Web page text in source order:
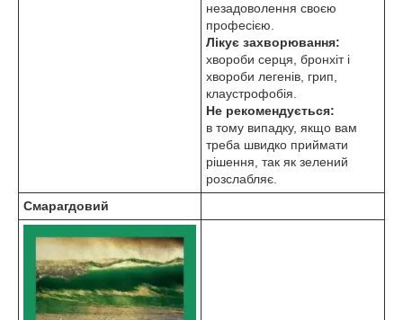
незадоволення своєю
професією.
Лікує захворювання:
хвороби серця, бронхіт і
хвороби легенів, грип,
клаустрофобія.
Не рекомендується:
в тому випадку, якщо вам
треба швидко приймати
рішення, так як зелений
розслабляє.
Смарагдовий